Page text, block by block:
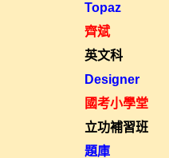
Topaz
齊斌
英文科
Designer
國考小學堂
立功補習班
題庫